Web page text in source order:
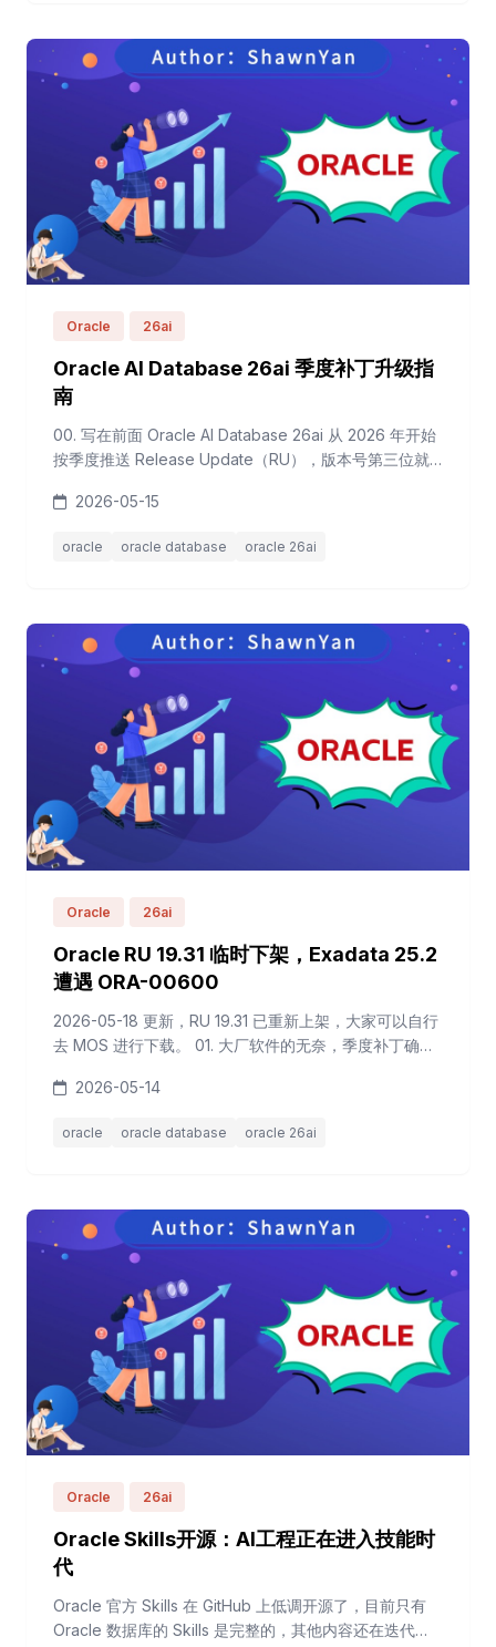
Oracle 26ai
Oracle AI Database 26ai 季度补丁升级指
南
00. 写在前面 Oracle AI Database 26ai 从 2026 年开始
按季度推送 Release Update（RU），版本号第三位就
丁，笔者在自己的测试环境上从 23.26.1 升到了
大新闻：从 26ai 开始，Oracle 正式推出了 Gold I...
2026-05-15
oracle oracle database oracle 26ai
Oracle 26ai
Oracle RU 19.31 临时下架，Exadata 25.2
遭遇 ORA-00600
2026-05-18 更新，RU 19.31 已重新上架，大家可以自行
去 MOS 进行下载。 01. 大厂软件的无奈，季度补丁确实
样，对季度补丁的节奏有点&quot;心累&quot;。 年初的
不少 DBA 开玩笑说&quot;Oracle 的补丁也开始搞预售了
2026-05-14
oracle oracle database oracle 26ai
Oracle 26ai
Oracle Skills开源：AI工程正在进入技能时
代
Oracle 官方 Skills 在 GitHub 上低调开源了，目前只有
Oracle 数据库的 Skills 是完整的，其他内容还在迭代